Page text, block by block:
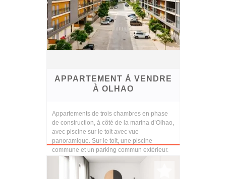
APPARTEMENT À VENDRE
À OLHAO
Appartements de trois chambres en phase
de construction, à côté de la marina d’Olhao,
avec piscine sur le toit avec vue
panoramique. Sur le toit, une piscine
commune et un parking commun extérieur.
Finitions et cons...